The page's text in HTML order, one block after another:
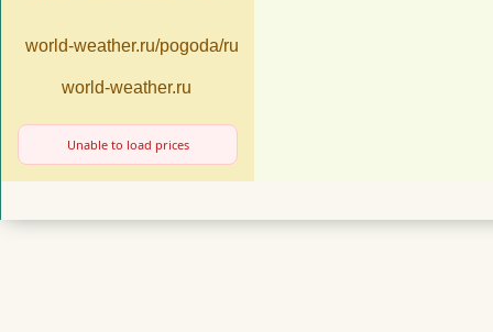
world-weather.ru/pogoda/russia/moscow/14days/
world-weather.ru
Unable to load prices